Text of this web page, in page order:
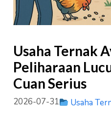
Usaha Ternak
Peliharaan
Cuan Serius
2026-07-31 Usaha